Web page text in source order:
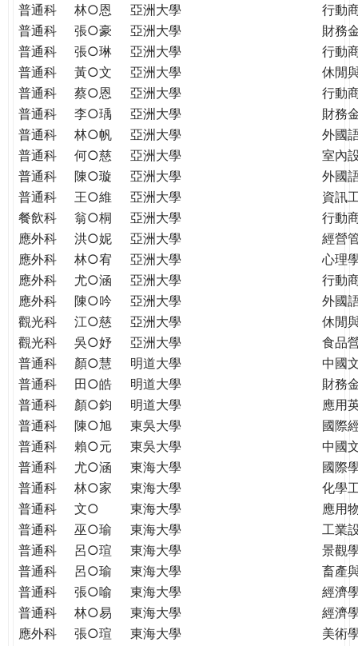
普通科
林○恩 亞洲大學
行動
普通科
張○豪 亞洲大學
財務
普通科
張○琳 亞洲大學
行動
普通科
黃○文 亞洲大學
休閒
普通科
蔡○恩 亞洲大學
行動
普通科
李○瑀 亞洲大學
財務
普通科
林○帆 亞洲大學
外國
普通科
何○慈 亞洲大學
室內
普通科
陳○璇 亞洲大學
外國
普通科
王○維 亞洲大學
資訊
餐飲科
翁○桐 亞洲大學
行動
應外科
洪○妮 亞洲大學
經營
應外科
林○宥 亞洲大學
心理
應外科
尤○涵 亞洲大學
行動
應外科
陳○吟 亞洲大學
外國
觀光科
江○慈 亞洲大學
休閒
觀光科
吳○妤 亞洲大學
食品
普通科
顏○慧 明道大學
中國
普通科
田○皓 明道大學
財務
普通科
顏○鈞 明道大學
應用
普通科
陳○旭 東吳大學
國際
普通科
賴○元 東吳大學
中國
普通科
尤○涵 東海大學
國際
普通科
林○家 東海大學
化學
普通科
文○ 東海大學
應用
普通科
巫○瑜 東海大學
工業
普通科
呂○瑄 東海大學
景觀
普通科
呂○瑜 東海大學
畜產
普通科
張○喻 東海大學
經濟
普通科
林○易 東海大學
經濟
應外科
張○瑄 東海大學
美術